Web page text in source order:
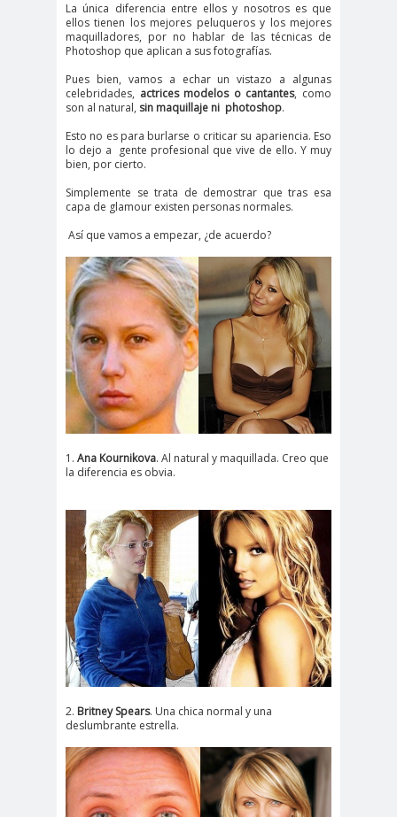
La única diferencia entre ellos y nosotros es que
ellos tienen los mejores peluqueros y los mejores
maquilladores, por no hablar de las técnicas de
Photoshop que aplican a sus fotografías.
Pues bien, vamos a echar un vistazo a algunas
celebridades, actrices modelos o cantantes, como
son al natural, sin maquillaje ni photoshop.
Esto no es para burlarse o criticar su apariencia. Eso
lo dejo a gente profesional que vive de ello. Y muy
bien, por cierto.
Simplemente se trata de demostrar que tras esa
capa de glamour existen personas normales.
Así que vamos a empezar, ¿de acuerdo?
1. Ana Kournikova. Al natural y maquillada. Creo que
la diferencia es obvia.
2. Britney Spears. Una chica normal y una
deslumbrante estrella.